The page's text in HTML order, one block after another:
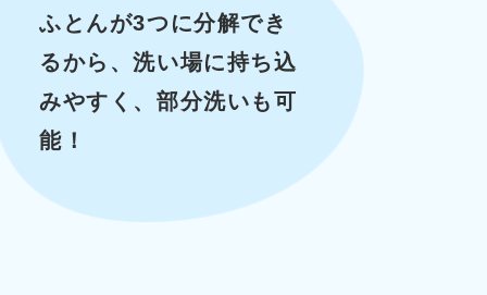
ふとんが3つに分解でき
るから、洗い場に持ち込
みやすく、部分洗いも可
能！